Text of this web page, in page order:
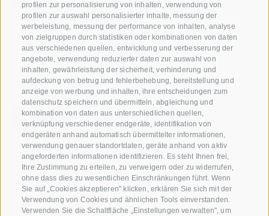
profilen zur personalisierung von inhalten, verwendung von
profilen zur auswahl personalisierter inhalte, messung der
werbeleistung, messung der performance von inhalten, analyse
von zielgruppen durch statistiken oder kombinationen von daten
aus verschiedenen quellen, entwicklung und verbesserung der
angebote, verwendung reduzierter daten zur auswahl von
inhalten, gewährleistung der sicherheit, verhinderung und
aufdeckung von betrug und fehlerbehebung, bereitstellung und
anzeige von werbung und inhalten, ihre entscheidungen zum
datenschutz speichern und übermitteln, abgleichung und
kombination von daten aus unterschiedlichen quellen,
verknüpfung verschiedener endgeräte, identifikation von
endgeräten anhand automatisch übermittelter informationen,
verwendung genauer standortdaten, geräte anhand von aktiv
angeforderten informationen identifizieren. Es steht Ihnen frei,
Ihre Zustimmung zu erteilen, zu verweigern oder zu widerrufen,
ohne dass dies zu wesentlichen Einschränkungen führt. Wenn
Sie auf „Cookies akzeptieren" klicken, erklären Sie sich mit der
Verwendung von Cookies und ähnlichen Tools einverstanden.
Verwenden Sie die Schaltfläche „Einstellungen verwalten", um
+39 0471 256 700
info@biosuedtirol.com
Verband der Südtiroler Obstgenossenschaften
Jakobistraße 1A, 39018 Terlan, Südtirol, Italien
www.vog.it
Fragen & Antworten
Unsere Apfelsorten
Apfelrezepte